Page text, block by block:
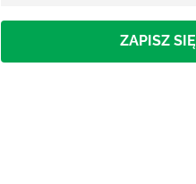
ZAPISZ SIĘ